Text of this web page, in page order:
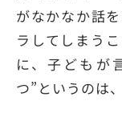
がなかなか話
ラしてしまう
に、子どもが
つ”というのは